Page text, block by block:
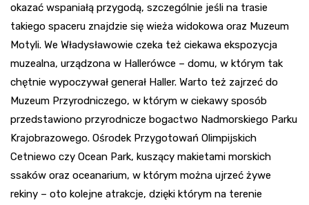
okazać wspaniałą przygodą, szczególnie jeśli na trasie
takiego spaceru znajdzie się wieża widokowa oraz Muzeum
Motyli. We Władysławowie czeka też ciekawa ekspozycja
muzealna, urządzona w Hallerówce – domu, w którym tak
chętnie wypoczywał generał Haller. Warto też zajrzeć do
Muzeum Przyrodniczego, w którym w ciekawy sposób
przedstawiono przyrodnicze bogactwo Nadmorskiego Parku
Krajobrazowego. Ośrodek Przygotowań Olimpijskich
Cetniewo czy Ocean Park, kuszący makietami morskich
ssaków oraz oceanarium, w którym można ujrzeć żywe
rekiny – oto kolejne atrakcje, dzięki którym na terenie